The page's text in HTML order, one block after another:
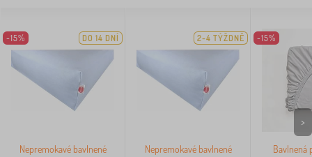
-15% DO 14 DNÍ
Nepremokavé bavlnené
2-4 TÝŽDNĚ
Nepremokavé bavlnené
-15%
Bavlnená
>